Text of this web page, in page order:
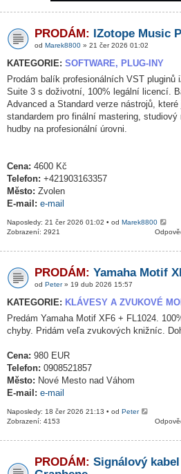
PRODÁM: IZotope Music
od Marek8800 » 21 čer 2026 01:02
KATEGORIE: SOFTWARE, PLUG-INY
Prodám balík profesionálních VST pluginů
Suite 3 s doživotní, 100% legální licencí.
Advanced a Standard verze nástrojů,
standardem pro finální mastering,
hudby na profesionální úrovni.
Cena: 4600 Kč
Telefon: +421903163357
Město: Zvolen
E-mail: e-mail
Naposledy: 21 čer 2026 01:02 • od Marek8800
Zobrazení: 2921
PRODÁM: Yamaha Motif
od Peter» 19 dub 2026 15:57
KATEGORIE: KLÁVESY A ZVUKOVÉ
Predám Yamaha Motif XF6 + FL1024.
chyby. Pridám veľa zvukových knižníc.
Cena: 980 EUR
Telefon: 0908521857
Město: Nové Mesto nad Váhom
E-mail: e-mail
Naposledy: 18 čer 2026 21:13 • od Peter
Zobrazení: 4153
PRODÁM: Signálový